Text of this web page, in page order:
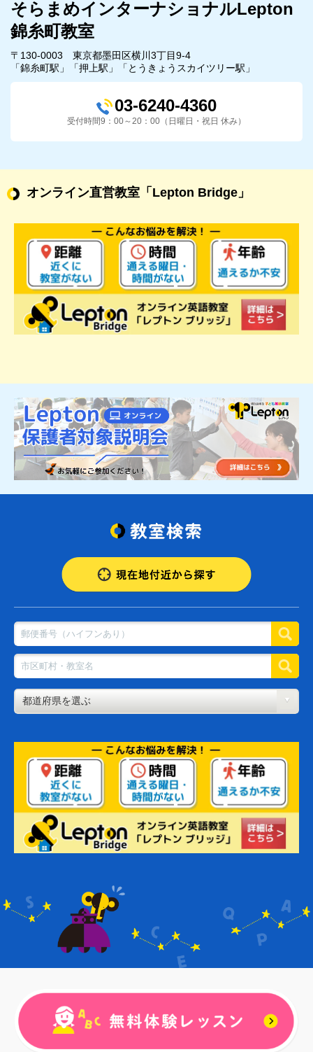
そらまめインターナショナルLepton
錦糸町教室
〒130-0003 東京都墨田区横川3丁目9-4
「錦糸町駅」「押上駅」「とうきょうスカイツリー駅」
03-6240-4360
受付時間9：00～20：00（日曜日・祝日 休み）
オンライン直営教室 「Lepton Bridge」